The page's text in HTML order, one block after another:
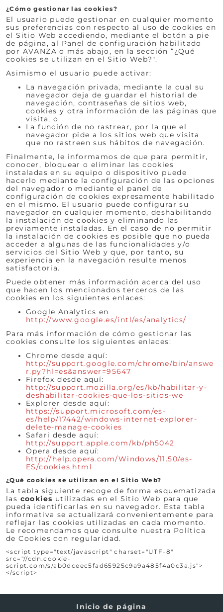
¿Cómo gestionar las cookies?
El usuario puede gestionar en cualquier momento
sus preferencias con respecto al uso de cookies en
el Sitio Web accediendo, mediante el botón a pie
de página, al Panel de configuración habilitado
por AVANZA o más abajo, en la sección “¿Qué
cookies se utilizan en el Sitio Web?".
Asimismo el usuario puede activar:
La navegación privada, mediante la cual su
navegador deja de guardar el historial de
navegación, contraseñas de sitios web,
cookies y otra información de las páginas que
visita, o
La función de no rastrear, por la que el
navegador pide a los sitios web que visita
que no rastreen sus hábitos de navegación.
Finalmente, le informamos de que para permitir,
conocer, bloquear o eliminar las cookies
instaladas en su equipo o dispositivo puede
hacerlo mediante la configuración de las opciones
del navegador o mediante el panel de
configuración de cookies expresamente habilitado
en el mismo. El usuario puede configurar su
navegador en cualquier momento, deshabilitando
la instalación de cookies y eliminando las
previamente instaladas. En el caso de no permitir
la instalación de cookies es posible que no pueda
acceder a algunas de las funcionalidades y/o
servicios del Sitio Web y que, por tanto, su
experiencia en la navegación resulte menos
satisfactoria.
Puede obtener más información acerca del uso
que hacen los mencionados terceros de las
cookies en los siguientes enlaces:
Google Analytics en
http://www.google.es/intl/es/analytics/
Para más información de cómo gestionar las
cookies consulte los siguientes enlaces:
Chrome desde aquí:
http://support.google.com/chrome/bin/answe
r.py?hl=es&answer=95647
Firefox desde aquí:
http://support.mozilla.org/es/kb/habilitar-y-
deshabilitar-cookies-que-los-sitios-we
Explorer desde aquí:
https://support.microsoft.com/es-
es/help/17442/windows-internet-explorer-
delete-manage-cookies
Safari desde aquí:
http://support.apple.com/kb/ph5042
Opera desde aquí:
http://help.opera.com/Windows/11.50/es-
ES/cookies.html
¿Qué cookies se utilizan en el Sitio Web?
La tabla siguiente recoge de forma esquematizada
las cookies utilizadas en el Sitio Web para que
pueda identificarlas en su navegador. Esta tabla
informativa se actualizará convenientemente para
reflejar las cookies utilizadas en cada momento.
Le recomendamos que consulte nuestra Política
de Cookies con regularidad.
<script type="text/javascript" charset="UTF-8"
src="//cdn.cookie-
script.com/s/ab0dceec5fad65925c9a9a485f4a0c3a.js">
</script>
Inicio de página